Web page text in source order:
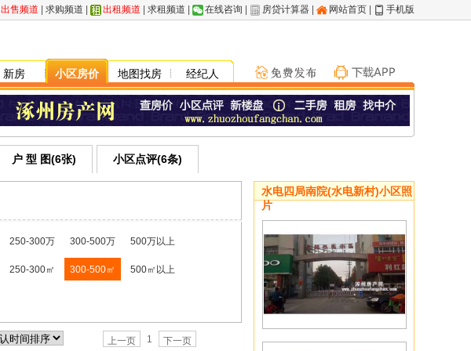
出售频道 求购频道 出租频道 求租频道 在线咨询 房贷计算器 网站首页 手机版
新房 小区房价 地图找房 经纪人
户 型 图(6张) 小区点评(6条)
250-300万 300-500万 500万以上
250-300㎡ 300-500㎡ 500㎡以上
上一页 1 下一页
水电四局南院(水电新村)小区照
片